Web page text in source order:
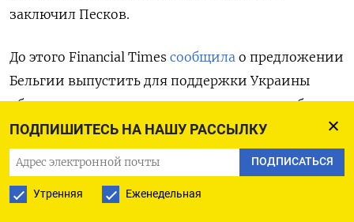
ПОДПИШИТЕСЬ НА НАШУ РАССЫЛКУ
ПОДПИСАТЬСЯ
Утренняя Еженедельная
заключил Песков.
До этого Financial Times сообщила о предложении
Бельгии выпустить для поддержки Украины
облигации, в качестве залога для которых будут
использованы замороженные на Западе резервы
России. Перед этим страны G7 (США,
Великобритания, Германия, Италия, Канада,
Франция и Япония) начали обсуждать план